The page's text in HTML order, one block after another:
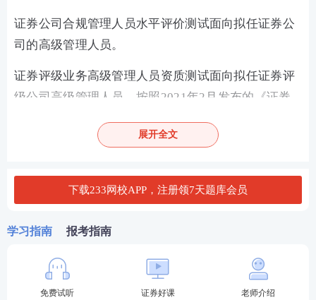
证券公司合规管理人员水平评价测试面向拟任证券公
司的高级管理人员。
证券评级业务高级管理人员资质测试面向拟任证券评
级公司高级管理人员。按照2021年2月发布的《证券
人员具备条件由应当通过调整为鼓励通过证券评级业
从业人员专业能力水平评价测试的一般业务水平评价
管理人员。
2024年第1次证券从业资格证考试场次安排
测试场次 测试时间 测试科目
展开全文
下载233网校APP，注册领7天题库会员
学习指南 报考指南
免费试听 证券好课 老师介绍